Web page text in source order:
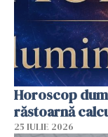
Horoscop
răstoarnă
25 IULIE 2026